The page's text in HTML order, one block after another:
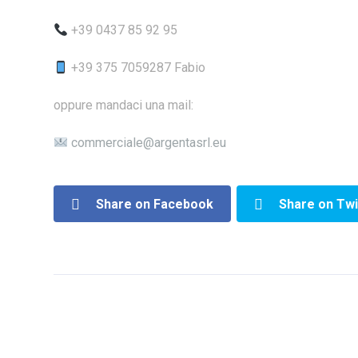
+39 0437 85 92 95
+39 375 7059287 Fabio
oppure mandaci una mail:
commerciale@argentasrl.eu
Share on Facebook Share on